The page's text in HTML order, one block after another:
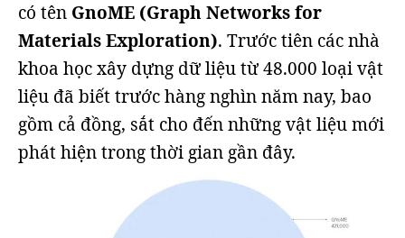
có tên GnoME (Graph Networks for
Materials Exploration). Trước tiên các nhà
khoa học xây dựng dữ liệu từ 48.000 loại vật
liệu đã biết trước hàng nghìn năm nay, bao
gồm cả đồng, sắt cho đến những vật liệu mới
phát hiện trong thời gian gần đây.